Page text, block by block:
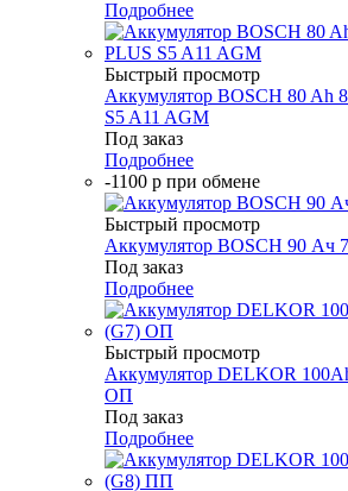
Подробнее
Быстрый просмотр
Аккумулятор BOSCH 80 Ah
S5 A11 AGM
Под заказ
Подробнее
-1100 р при обмене
Быстрый просмотр
Аккумулятор BOSCH 90 Ач
Под заказ
Подробнее
Быстрый просмотр
Аккумулятор DELKOR
ОП
Под заказ
Подробнее